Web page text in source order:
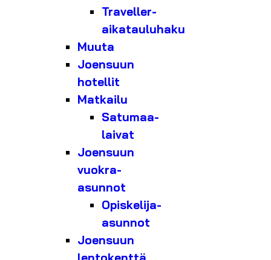
Traveller-
aikatauluhaku
Muuta
Joensuun
hotellit
Matkailu
Satumaa-
laivat
Joensuun
vuokra-
asunnot
Opiskelija-
asunnot
Joensuun